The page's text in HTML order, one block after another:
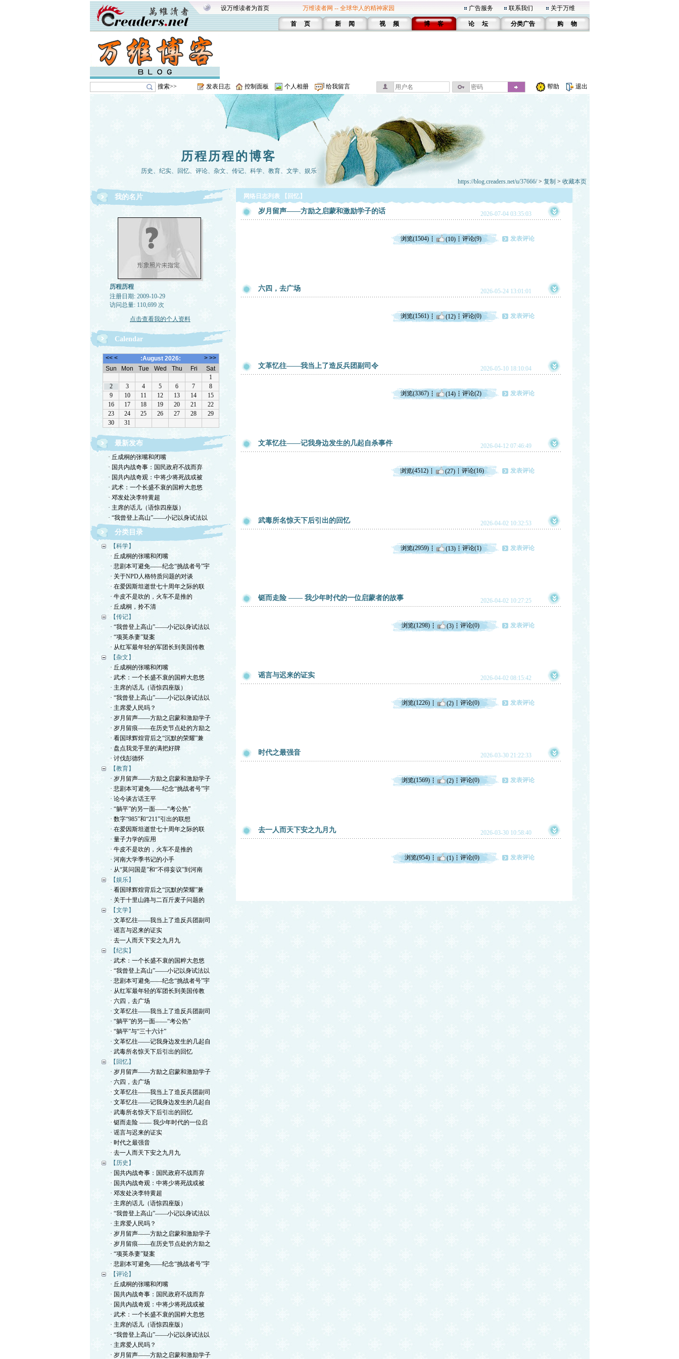
设万维读者为首页 万维读者网 -- 全球华人的精神家园 广告服务 联系我们 关于万维
首 页 新 闻 视 频 博 客 论 坛 分类广告 购 物
搜索>> 发表日志 控制面板 个人相册 给我留言 帮助 退出
历程历程的博客
历史、纪实、回忆、评论、杂文、传记、科学、教育、文学、娱乐
https://blog.creaders.net/u/37666/> 复制 > 收藏本页
我的名片
历程历程
注册日期: 2009-10-29
访问总量: 110,699 次
点击查看我的个人资料
Calendar
最新发布
· 丘成桐的张嘴和闭嘴
· 国共内战奇事：国民政府不战而弃
· 国共内战奇观：中将少将死战或被
· 武术：一个长盛不衰的国粹大忽悠
· 邓发处决李特黄超
· 主席的话儿（语惊四座版）
· “我曾登上高山”——小记以身试法以
分类目录
【科学】
· 丘成桐的张嘴和闭嘴
· 悲剧本可避免——纪念“挑战者号”宇
· 关于NPD人格特质问题的对谈
· 在爱因斯坦逝世七十周年之际的联
· 牛皮不是吹的，火车不是推的
· 丘成桐，拎不清
【传记】
· “我曾登上高山”——小记以身试法以
· “项英杀妻”疑案
· 从红军最年轻的军团长到美国传教
【杂文】
· 丘成桐的张嘴和闭嘴
· 武术：一个长盛不衰的国粹大忽悠
· 主席的话儿（语惊四座版）
· “我曾登上高山”——小记以身试法以
· 主席爱人民吗？
· 岁月留声——方励之启蒙和激励学子
· 岁月留痕——在历史节点处的方励之
· 看国球辉煌背后之“沉默的荣耀”兼
· 盘点我党手里的满把好牌
· 讨伐彭德怀
【教育】
· 岁月留声——方励之启蒙和激励学子
· 悲剧本可避免——纪念“挑战者号”宇
· 论今谈古话王平
· “躺平”的另一面——“考公热”
· 数字“985”和“211”引出的联想
· 在爱因斯坦逝世七十周年之际的联
· 量子力学的应用
· 牛皮不是吹的，火车不是推的
· 河南大学季书记的小手
· 从“莫问国是”和“不得妄议”到河南
【娱乐】
· 看国球辉煌背后之“沉默的荣耀”兼
· 关于十里山路与二百斤麦子问题的
【文学】
· 文革忆往——我当上了造反兵团副司
· 谣言与迟来的证实
· 去一人而天下安之九月九
【纪实】
· 武术：一个长盛不衰的国粹大忽悠
· “我曾登上高山”——小记以身试法以
· 悲剧本可避免——纪念“挑战者号”宇
· 从红军最年轻的军团长到美国传教
· 六四，去广场
· 文革忆往——我当上了造反兵团副司
· “躺平”的另一面——“考公热”
· “躺平”与“三十六计”
· 文革忆往——记我身边发生的几起自
· 武毒所名惊天下后引出的回忆
【回忆】
· 岁月留声——方励之启蒙和激励学子
· 六四，去广场
· 文革忆往——我当上了造反兵团副司
· 文革忆往——记我身边发生的几起自
· 武毒所名惊天下后引出的回忆
· 铤而走险 —— 我少年时代的一位启
· 谣言与迟来的证实
· 时代之最强音
· 去一人而天下安之九月九
【历史】
· 国共内战奇事：国民政府不战而弃
· 国共内战奇观：中将少将死战或被
· 邓发处决李特黄超
· 主席的话儿（语惊四座版）
· “我曾登上高山”——小记以身试法以
· 主席爱人民吗？
· 岁月留声——方励之启蒙和激励学子
· 岁月留痕——在历史节点处的方励之
· “项英杀妻”疑案
· 悲剧本可避免——纪念“挑战者号”宇
【评论】
· 丘成桐的张嘴和闭嘴
· 国共内战奇事：国民政府不战而弃
· 国共内战奇观：中将少将死战或被
· 武术：一个长盛不衰的国粹大忽悠
· 主席的话儿（语惊四座版）
· “我曾登上高山”——小记以身试法以
· 主席爱人民吗？
· 岁月留声——方励之启蒙和激励学子
网络日志列表 【回忆】
岁月留声——方励之启蒙和激励学子的话 2026-07-04 03:35:03
浏览(1504) (10) 评论(9) 发表评论
六四，去广场 2026-05-24 13:01:01
浏览(1561) (12) 评论(0) 发表评论
文革忆往——我当上了造反兵团副司令 2026-05-10 18:10:04
浏览(3367) (14) 评论(2) 发表评论
文革忆往——记我身边发生的几起自杀事件 2026-04-12 07:46:49
浏览(4512) (27) 评论(16) 发表评论
武毒所名惊天下后引出的回忆 2026-04-02 10:32:53
浏览(2959) (13) 评论(1) 发表评论
铤而走险 —— 我少年时代的一位启蒙者的故事 2026-04-02 10:27:25
浏览(1298) (3) 评论(0) 发表评论
谣言与迟来的证实 2026-04-02 08:15:42
浏览(1226) (2) 评论(0) 发表评论
时代之最强音 2026-03-30 21:22:33
浏览(1569) (2) 评论(0) 发表评论
去一人而天下安之九月九 2026-03-30 10:58:40
浏览(954) (1) 评论(0) 发表评论